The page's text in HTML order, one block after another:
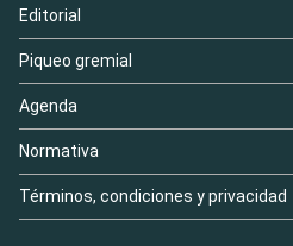
Editorial
Piqueo gremial
Agenda
Normativa
Términos, condiciones y privacidad